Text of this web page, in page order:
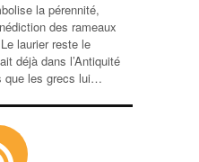
la pérennité,
des rameaux
laurier reste le
déjà dans l’Antiquité
que les grecs lui…